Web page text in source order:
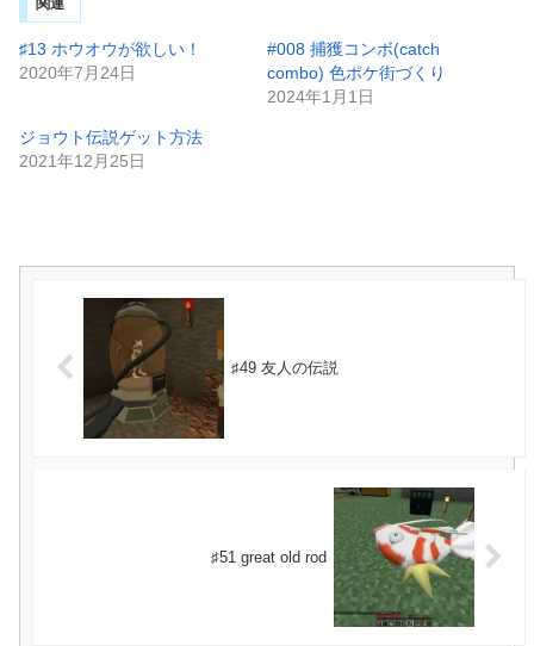
関連
♯13 ホウオウが欲しい！
2020年7月24日
#008 捕獲コンボ(catch
combo) 色ポケ街づくり
2024年1月1日
ジョウト伝説ゲット方法
2021年12月25日
♯49 友人の伝説
♯51 great old rod